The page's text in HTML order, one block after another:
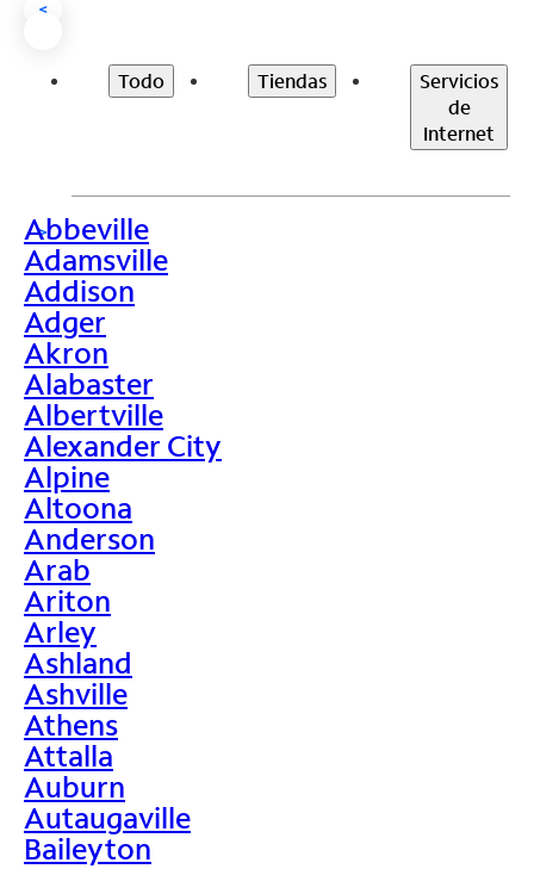
<
Todo Tiendas
Servicios
de
Internet
>
Abbeville
Adamsville
Addison
Adger
Akron
Alabaster
Albertville
Alexander City
Alpine
Altoona
Anderson
Arab
Ariton
Arley
Ashland
Ashville
Athens
Attalla
Auburn
Autaugaville
Baileyton